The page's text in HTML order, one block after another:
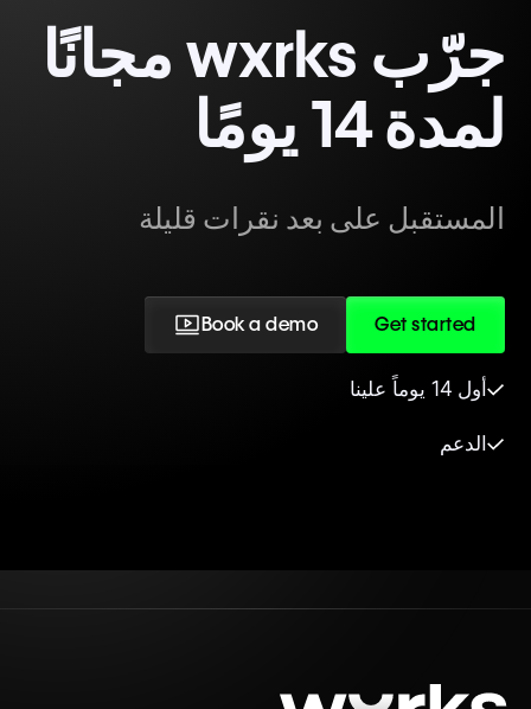
جرّب wxrks مجانًا
لمدة 14 يومًا
المستقبل على بعد نقرات قليلة
Get started
Book a demo
أول 14 يوماً علينا
الدعم